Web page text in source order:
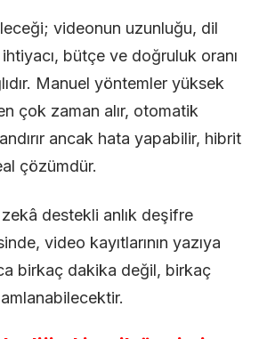
videonun uzunluğu, dil
bütçe ve doğruluk oranı
Manuel yöntemler yüksek
çok zaman alır, otomatik
ancak hata yapabilir, hibrit
çözümdür.
destekli anlık deşifre
video kayıtlarının yazıya
birkaç dakika değil, birkaç